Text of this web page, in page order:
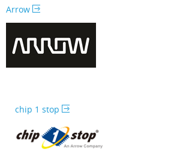
Arrow
chip 1 stop